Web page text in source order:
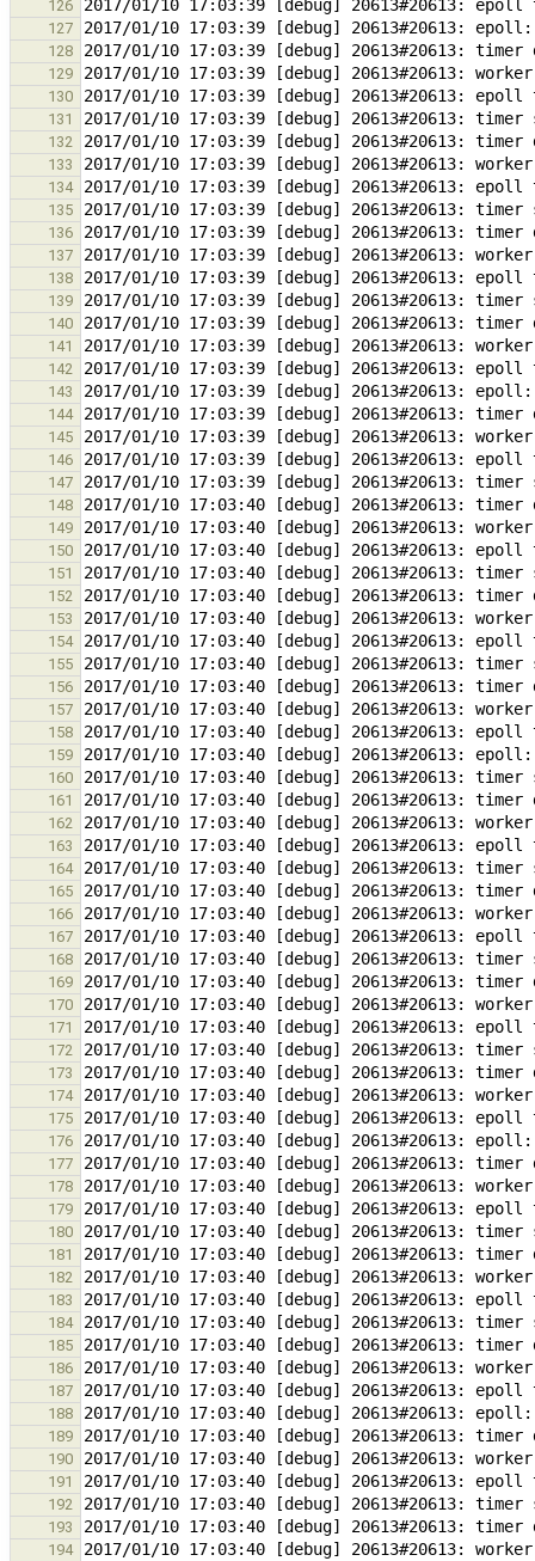
126
127
128
129
130
131
132
133
134
135
136
137
138
139
140
141
142
143
144
145
146
147
148
149
150
151
152
153
154
155
156
157
158
159
160
161
162
163
164
165
166
167
168
169
170
171
172
173
174
175
176
177
178
179
180
181
182
183
184
185
186
187
188
189
190
191
192
193
194